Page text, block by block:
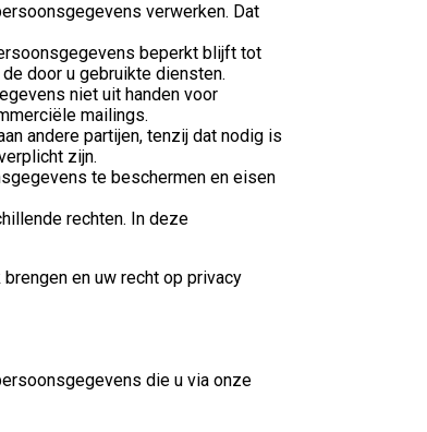
verwerken. Dat
beperkt blijft tot
door u gebruikte diensten.
niet uit handen voor
mailings.
andere partijen, tenzij dat nodig is
zijn.
te beschermen en eisen
rechten. In deze
en uw recht op privacy
die u via onze